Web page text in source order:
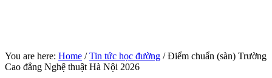
You are here: Home / Tin tức học đường /Điểm chuẩn (sàn) Trường
Cao đẳng Nghệ thuật Hà Nội 2026